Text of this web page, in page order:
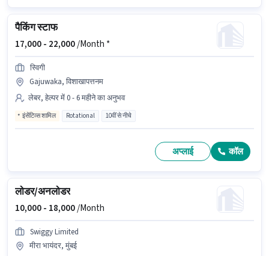
पैकिंग स्टाफ
17,000 - 22,000/Month *
स्विगी
Gajuwaka, विशाखापत्तनम
लेबर, हेल्पर में 0 - 6 महीने का अनुभव
इंसेंटिव्स शामिल Rotational 10वीं से नीचे
अप्लाई कॉल
लोडर/अनलोडर
10,000 - 18,000/Month
Swiggy Limited
मीरा भायंदर, मुंबई